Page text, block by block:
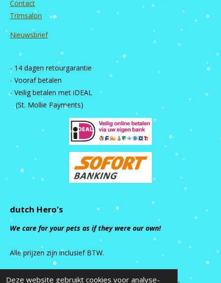
Deze website gebruikt cookies voor analyse-
Contact
Trimsalon
Nieuwsbrief
- 14 dagen retourgarantie
- Vooraf betalen
- Veilig betalen met iDEAL
(St. Mollie Payments)
dutch Hero's
We care for your pets as if they were our own!
Alle prijzen zijn inclusief BTW.